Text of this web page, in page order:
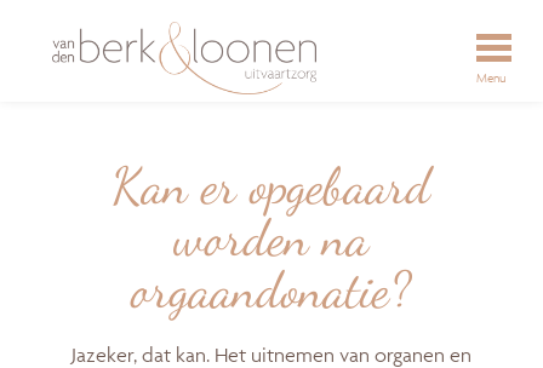
Menu
Kan er opgebaard
worden na
orgaandonatie?
Jazeker, dat kan. Het uitnemen van organen en